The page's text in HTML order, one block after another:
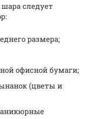
следует
размера;
офисной бумаги;
(цветы и